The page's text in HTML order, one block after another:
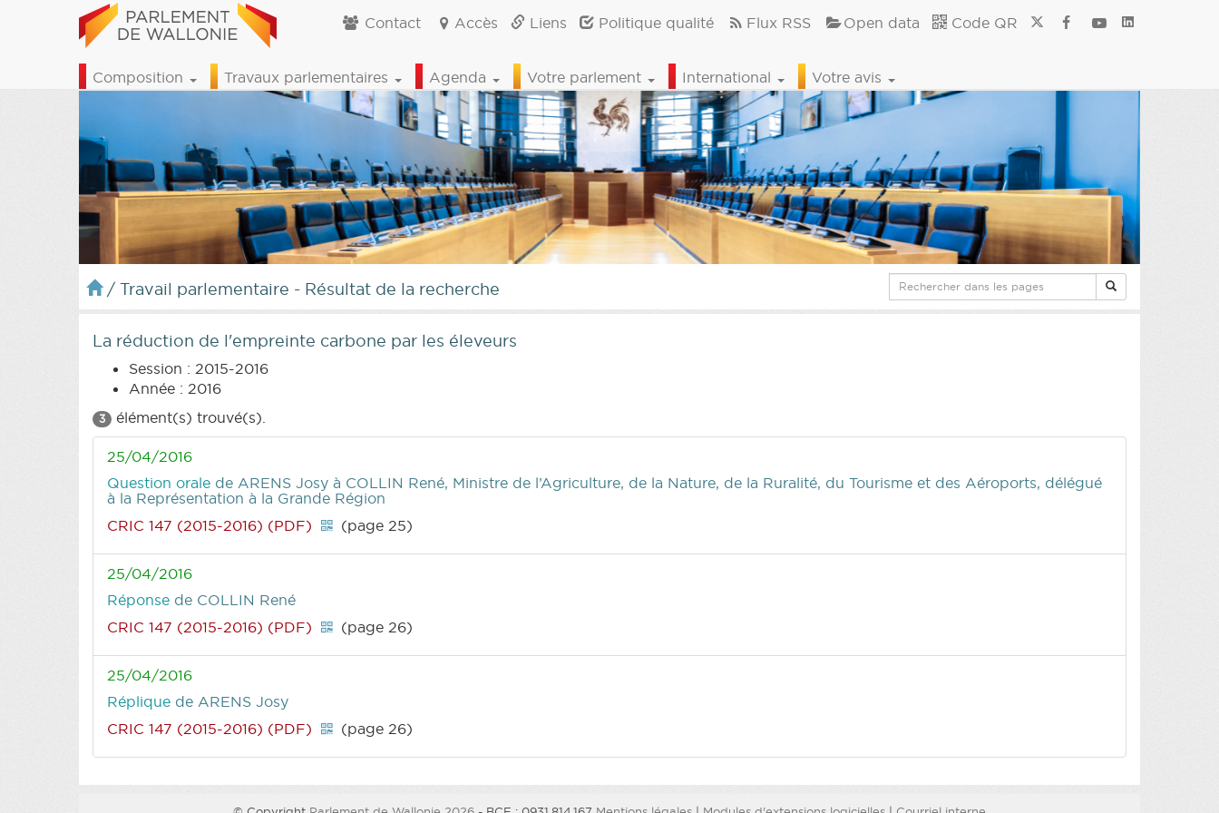
Contact Accès Liens Politique qualité Flux RSS Open data Code QR
Composition Travaux parlementaires Agenda Votre parlement International Votre avis
/ Travail parlementaire - Résultat de la recherche
La réduction de l'empreinte carbone par les éleveurs
Session : 2015-2016
Année : 2016
3 élément(s) trouvé(s).
25/04/2016
Question orale de ARENS Josy à COLLIN René, Ministre de l’Agriculture, de la Nature, de la Ruralité, du Tourisme et des Aéroports, délégué
à la Représentation à la Grande Région
CRIC 147 (2015-2016) (PDF)
(page 25)
25/04/2016
Réponse de COLLIN René
CRIC 147 (2015-2016) (PDF)
(page 26)
25/04/2016
Réplique de ARENS Josy
CRIC 147 (2015-2016) (PDF)
(page 26)